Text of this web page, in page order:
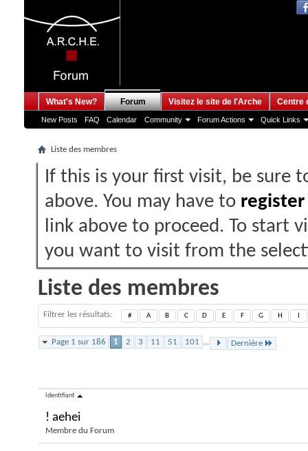
What's New? Forum
New Posts FAQ Calendar Community Forum Actions Quick Links
Visitez le site de l'Arche Centre
Liste des membres
If this is your first visit, be sure
above. You may have to register
link above to proceed. To start
you want to visit from the
Liste des membres
Filtrer les résultats # A B C D E F G H
Page 1 sur 186 1 2 3 11 51 101 ... Dernière
Identifiant
! aehei
Membre du Forum